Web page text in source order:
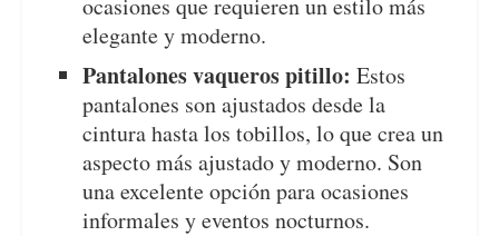
ocasiones que requieren un estilo más
elegante y moderno.
Pantalones vaqueros pitillo: Estos
pantalones son ajustados desde la
cintura hasta los tobillos, lo que crea un
aspecto más ajustado y moderno. Son
una excelente opción para ocasiones
informales y eventos nocturnos.